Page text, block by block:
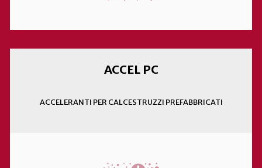
ACCEL PC
ACCELERANTI PER CALCESTRUZZI PREFABBRICATI